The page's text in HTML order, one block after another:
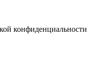
конфиденциальности